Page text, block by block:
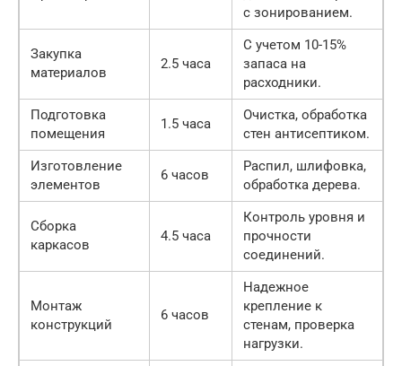
с зонированием.
Закупка
материалов
2.5 часа
С учетом 10-15%
запаса на
расходники.
Подготовка
помещения
1.5 часа
Очистка, обработка
стен антисептиком.
Изготовление
элементов
6 часов
Распил, шлифовка,
обработка дерева.
Сборка
каркасов
4.5 часа
Контроль уровня и
прочности
соединений.
Монтаж
конструкций
6 часов
Надежное
крепление к
стенам, проверка
нагрузки.